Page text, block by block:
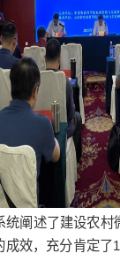
统阐述了建设农村
成效，充分肯定了